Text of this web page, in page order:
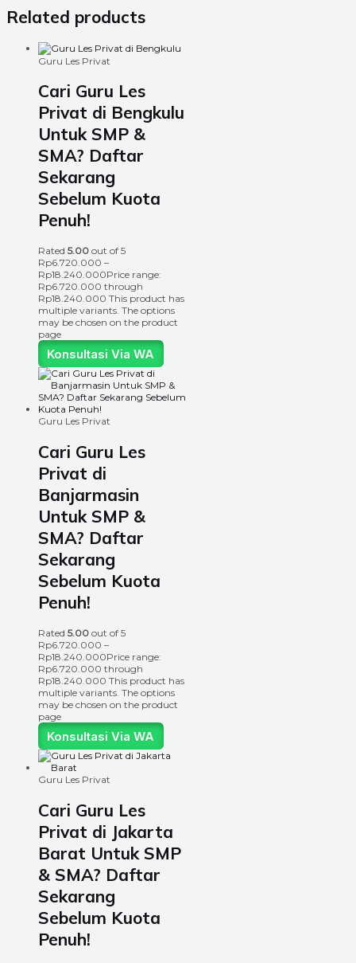
Related products
Guru Les Privat
Cari Guru Les
Privat di Bengkulu
Untuk SMP &
SMA? Daftar
Sekarang
Sebelum Kuota
Penuh!
Rated 5.00 out of 5
Rp6.720.000 –
Rp18.240.000Price range:
Rp6.720.000 through
Rp18.240.000 This product has
multiple variants. The options
may be chosen on the product
page
Konsultasi Via WA
Guru Les Privat
Cari Guru Les
Privat di
Banjarmasin
Untuk SMP &
SMA? Daftar
Sekarang
Sebelum Kuota
Penuh!
Rated 5.00 out of 5
Rp6.720.000 –
Rp18.240.000Price range:
Rp6.720.000 through
Rp18.240.000 This product has
multiple variants. The options
may be chosen on the product
page
Konsultasi Via WA
Guru Les Privat
Cari Guru Les
Privat di Jakarta
Barat Untuk SMP
& SMA? Daftar
Sekarang
Sebelum Kuota
Penuh!